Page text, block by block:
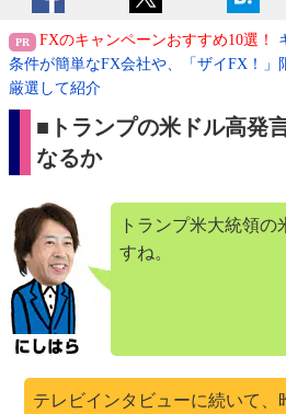
FXのキャンペーンおすすめ10選！
条件が簡単なFX会社や、「ザイFX！」
厳選して紹介
■トランプの米ドル高発
なるか
トランプ米大統領
すね。
テレビインタビューに続いて、